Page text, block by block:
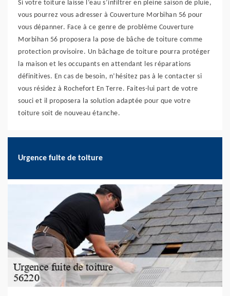
Si votre toiture laisse l’eau s’infiltrer en pleine saison de pluie,
vous pourrez vous adresser à Couverture Morbihan 56 pour
vous dépanner. Face à ce genre de problème Couverture
Morbihan 56 proposera la pose de bâche de toiture comme
protection provisoire. Un bâchage de toiture pourra protéger
la maison et les occupants en attendant les réparations
définitives. En cas de besoin, n’hésitez pas à le contacter si
vous résidez à Rochefort En Terre. Faites-lui part de votre
souci et il proposera la solution adaptée pour que votre
toiture soit de nouveau étanche.
Urgence fuite de toiture